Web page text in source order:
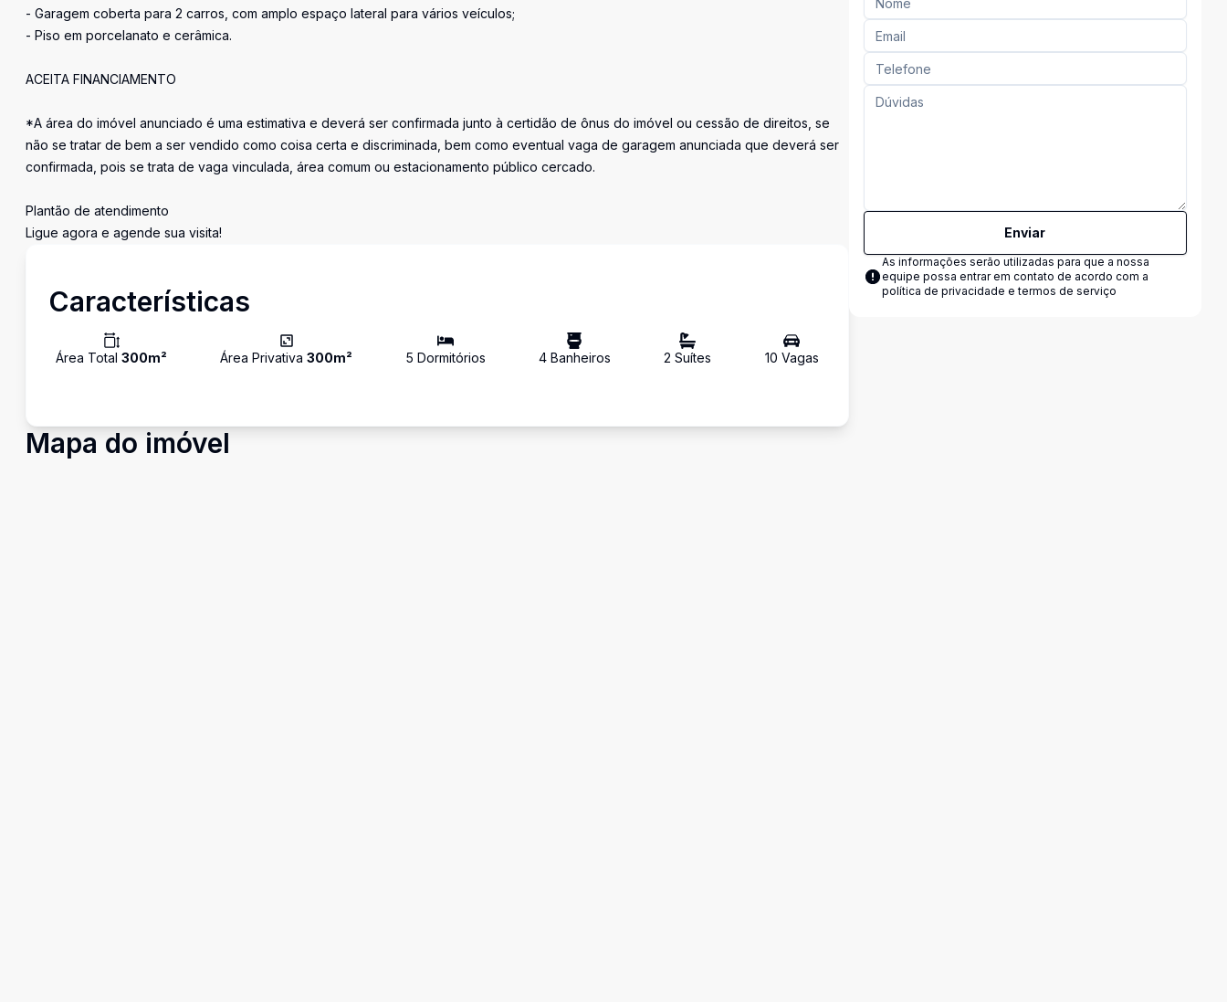
- Garagem coberta para 2 carros, com amplo espaço lateral para vários veículos;
- Piso em porcelanato e cerâmica.
ACEITA FINANCIAMENTO
*A área do imóvel anunciado é uma estimativa e deverá ser confirmada junto à certidão de ônus do imóvel ou cessão de direitos, se
não se tratar de bem a ser vendido como coisa certa e discriminada, bem como eventual vaga de garagem anunciada que deverá ser
confirmada, pois se trata de vaga vinculada, área comum ou estacionamento público cercado.
Plantão de atendimento
Ligue agora e agende sua visita!
Características
Área Total 300m² Área Privativa300m² 5 Dormitórios 4Banheiros 2 Suítes 10 Vagas
Mapa do imóvel
Enviar
As informações serão utilizadas para que a nossa
equipe possa entrar em contato de acordo com a
política de privacidade e termos de serviço